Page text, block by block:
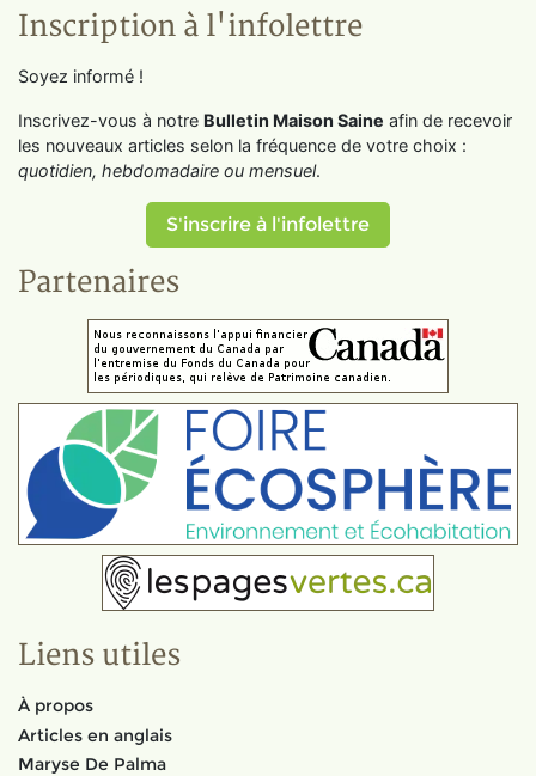
Inscription à l'infolettre
Soyez informé !
Inscrivez-vous à notre Bulletin Maison Saine afin de recevoir
les nouveaux articles selon la fréquence de votre choix :
quotidien, hebdomadaire ou mensuel.
S'inscrire à l'infolettre
Partenaires
Liens utiles
À propos
Articles en anglais
Maryse De Palma